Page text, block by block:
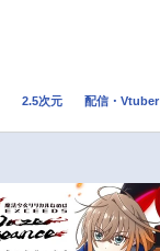
トレンド
2.5次元 配信・Vtuber